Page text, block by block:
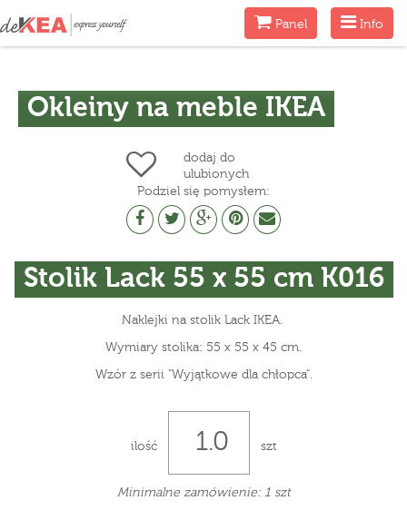
Menu
Info
MenuPanel
Okleiny na meble IKEA
dodaj do
ulubionych
Podziel się pomysłem:
Stolik Lack 55 x 55 cm K016
Naklejki na stolik Lack IKEA.
Wymiary stolika: 55 x 55 x 45 cm.
Wzór z serii "Wyjątkowe dla chłopca".
ilość szt
Minimalne zamówienie: 1 szt